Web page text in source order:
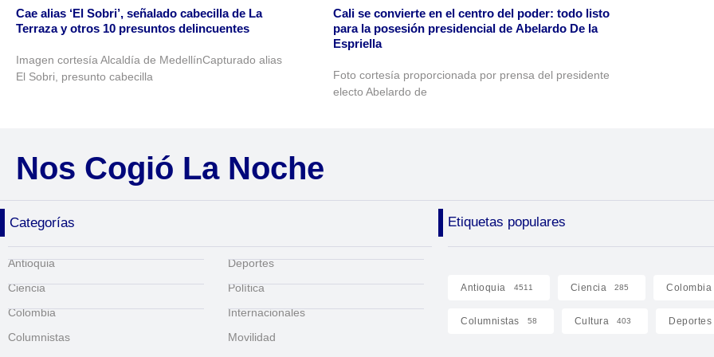
Cae alias ‘El Sobri’, señalado cabecilla de La
Terraza y otros 10 presuntos delincuentes
Imagen cortesía Alcaldía de MedellínCapturado alias
El Sobri, presunto cabecilla
Cali se convierte en el centro del poder: todo listo
para la posesión presidencial de Abelardo De la
Espriella
Foto cortesía proporcionada por prensa del presidente
electo Abelardo de
Nos Cogió La Noche
Categorías Etiquetas populares
Antioquia
Ciencia
Colombia
Columnistas
Deportes
Política
Internacionales
Movilidad
Antioquia 4511 Ciencia 285 Colombia
Columnistas 58 Cultura 403 Deportes